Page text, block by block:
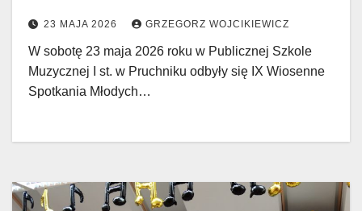
23 MAJA 2026 GRZEGORZ WOJCIKIEWICZ
W sobotę 23 maja 2026 roku w Publicznej Szkole
Muzycznej I st. w Pruchniku odbyły się IX Wiosenne
Spotkania Młodych…